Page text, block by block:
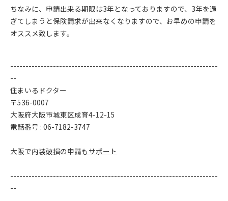
ちなみに、申請出来る期限は3年となっておりますので、3年を過
ぎてしまうと保険請求が出来なくなりますので、お早めの申請を
オススメ致します。
--------------------------------------------------------------------
--
住まいるドクター
〒536-0007
大阪府大阪市城東区成育4-12-15
電話番号 : 06-7182-3747
大阪で内装破損の申請もサポート
--------------------------------------------------------------------
--